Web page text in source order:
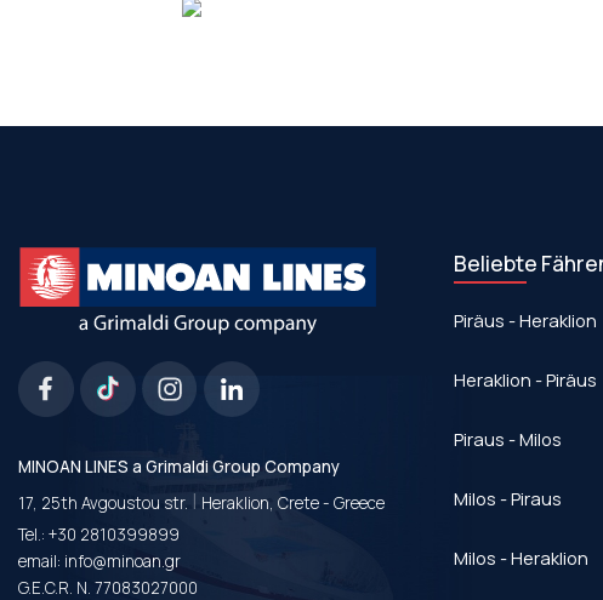
MINOAN LINES a Grimaldi Group Company
17, 25th Avgoustou str. | Heraklion, Crete - Greece
Tel.: +30 2810399899
email: info@minoan.gr
G.E.C.R. N. 77083027000
Beliebte
Piräus - Heraklion
Heraklion - Piräus
Piraus - Milos
Milos - Piraus
Milos - Heraklion